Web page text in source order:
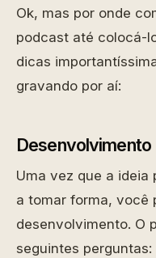
Ok, mas por onde
podcast até colocá-
dicas
gravando por aí:
Desenvolvimento
Uma vez que a ideia
a tomar forma, você
desenvolvimento. O
seguintes perguntas: